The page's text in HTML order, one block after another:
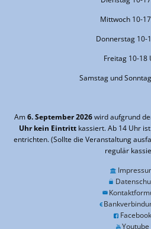
Mittwoch 10-
Donnerstag 10-
Freitag 10-18
Samstag und
Am6. September 2026wird aufgrund
Uhr kein Eintrittkassiert. Ab 14 Uhr
entrichten. (Sollte die Veranstaltung
regulär
Facebook
Youtube